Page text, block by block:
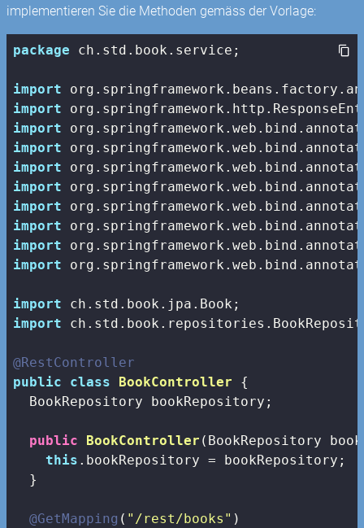
implementieren Sie die Methoden gemäss der Vorlage:
package ch.std.book.service;
import
import
import
import
import
import
import
import
import
import
import
import
@RestController
public
class BookController
{
  BookRepository bookRepository;
public BookController (BookRepository
this .bookRepository = bookRepository;
  }
@GetMapping ( "/rest/books" )